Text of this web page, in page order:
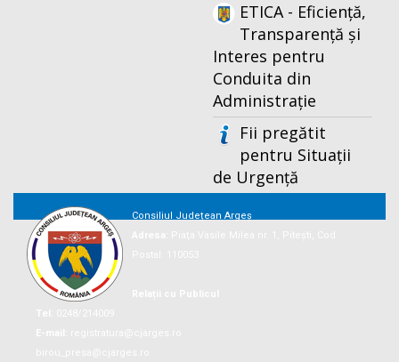
ETICA - Eficiență,
Transparență și
Interes pentru
Conduita din
Administrație
Fii pregătit
pentru Situații
de Urgență
Consiliul Județean Argeș